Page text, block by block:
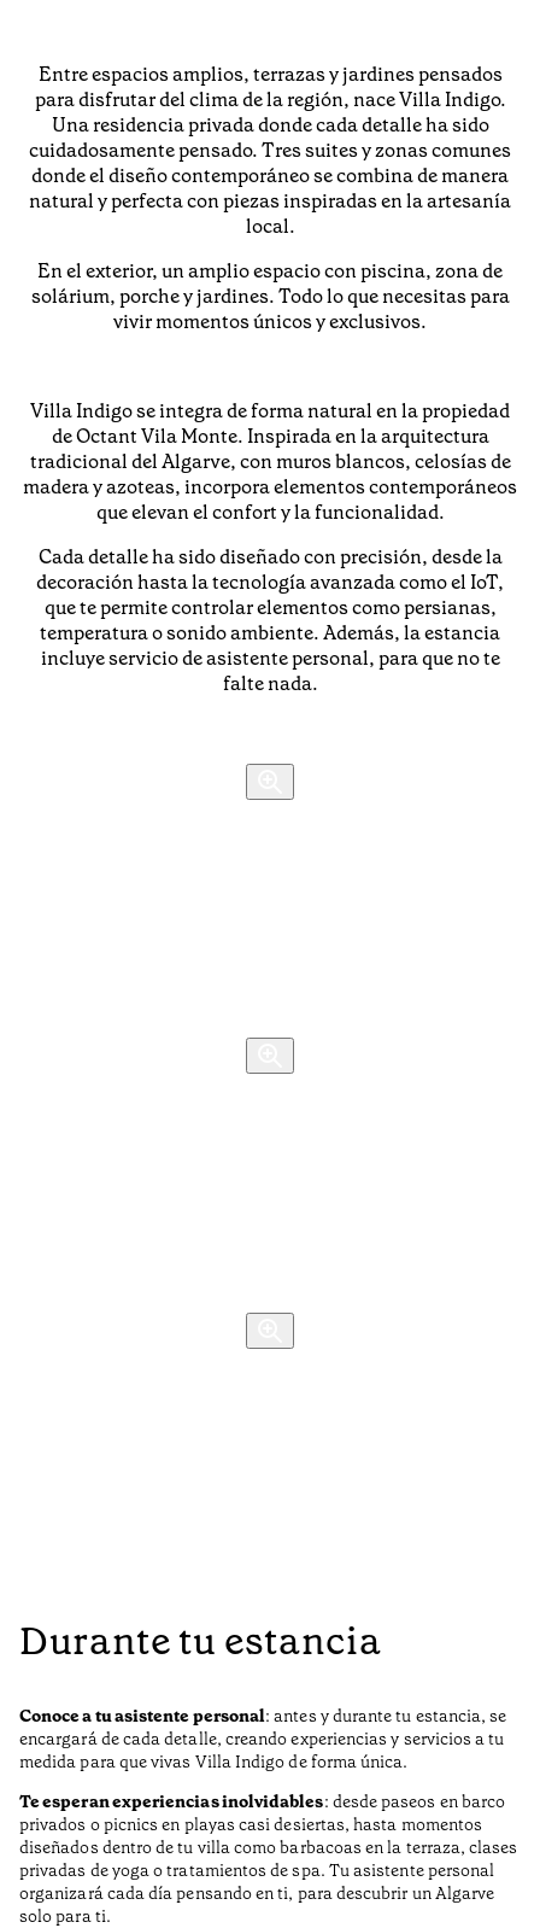
Entre espacios amplios, terrazas y jardines pensados
para disfrutar del clima de la región, nace Villa Indigo.
Una residencia privada donde cada detalle ha sido
cuidadosamente pensado. Tres suites y zonas comunes
donde el diseño contemporáneo se combina de manera
natural y perfecta con piezas inspiradas en la artesanía
local.
En el exterior, un amplio espacio con piscina, zona de
solárium, porche y jardines. Todo lo que necesitas para
vivir momentos únicos y exclusivos.
Villa Indigo se integra de forma natural en la propiedad
de Octant Vila Monte. Inspirada en la arquitectura
tradicional del Algarve, con muros blancos, celosías de
madera y azoteas, incorpora elementos contemporáneos
que elevan el confort y la funcionalidad.
Cada detalle ha sido diseñado con precisión, desde la
decoración hasta la tecnología avanzada como el IoT,
que te permite controlar elementos como persianas,
temperatura o sonido ambiente. Además, la estancia
incluye servicio de asistente personal, para que no te
falte nada.
Durante tu estancia
Conoce a tu asistente personal: antes y durante tu estancia, se
encargará de cada detalle, creando experiencias y servicios a tu
medida para que vivas Villa Indigo de forma única.
Te esperan experiencias inolvidables: desde paseos en barco
privados o picnics en playas casi desiertas, hasta momentos
diseñados dentro de tu villa como barbacoas en la terraza, clases
privadas de yoga o tratamientos de spa. Tu asistente personal
organizará cada día pensando en ti, para descubrir un Algarve
solo para ti.